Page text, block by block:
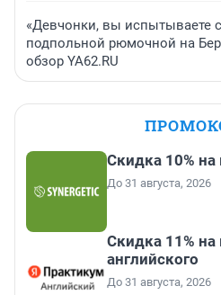
«Девчонки, вы испытываете
подпольной рюмочной на
обзор YA62.RU
Скидка 10% на
До 31 августа, 2026
Скидка 11% на
английского
До 31 августа, 2026